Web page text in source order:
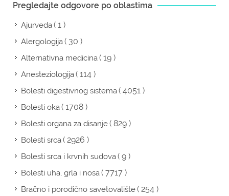
Pregledajte odgovore po oblastima
Ajurveda( 1 )
Alergologija( 30 )
Alternativna medicina( 19 )
Anesteziologija( 114 )
Bolesti digestivnog sistema( 4051 )
Bolesti oka( 1708 )
Bolesti organa za disanje( 829 )
Bolesti srca( 2926 )
Bolesti srca i krvnih sudova( 9 )
Bolesti uha, grla i nosa( 7717 )
Bračno i porodično savetovalište( 254 )